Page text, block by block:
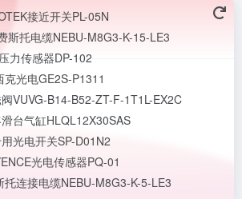
接近开关PL-05N
斯托电缆NEBU-M8G3-K-15-LE3
力传感器DP-102
克光电GE2S-P1311
VUVG-B14-B52-ZT-F-1T1L-EX2C
台气缸HLQL12X30SAS
光电开关SP-D01N2
光电传感器PQ-01
托连接电缆NEBU-M8G3-K-5-LE3